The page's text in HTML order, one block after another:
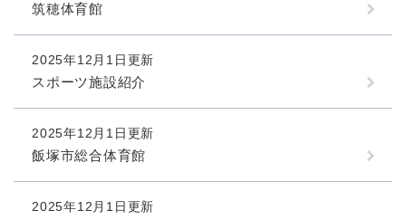
筑穂体育館
2025年12月1日更新
スポーツ施設紹介
2025年12月1日更新
飯塚市総合体育館
2025年12月1日更新